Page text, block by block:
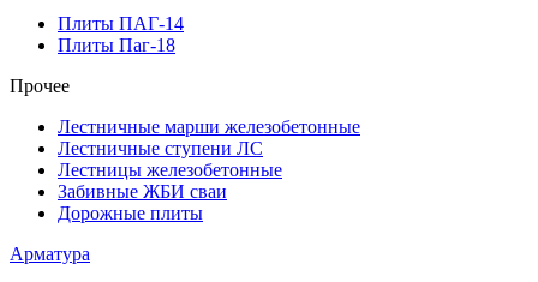
Плиты ПАГ-14
Плиты Паг-18
Прочее
Лестничные марши железобетонные
Лестничные ступени ЛС
Лестницы железобетонные
Забивные ЖБИ сваи
Дорожные плиты
Арматура